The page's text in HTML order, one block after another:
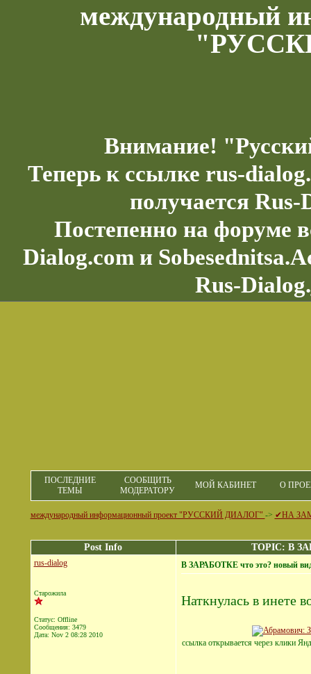
международный
Внимание!
Теперь к ссылке rus-
получается Rus-
Постепенно на форуме
Dialog.com и
Rus-Dialog.
ПОСЛЕДНИЕ
ТЕМЫ
СООБЩИТЬ
МОДЕРАТОРУ
МОЙ КАБИНЕТ О
международный информационный проект "РУССКИЙ ДИАЛОГ" -> ✔НА
Post Info TOPIC: В
rus-dialog
Старожила
Статус: Offline
Сообщения: 3479
Дата: Nov 2 08:28 2010
В ЗАРАБОТКЕ что это? новый
Наткнулась в инете
ссылка открывается через клики